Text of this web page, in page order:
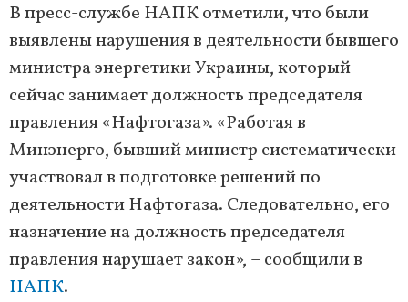
В пресс-службе НАПК отметили, что были
выявлены нарушения в деятельности бывшего
министра энергетики Украины, который
сейчас занимает должность председателя
правления «Нафтогаза». «Работая в
Минэнерго, бывший министр систематически
участвовал в подготовке решений по
деятельности Нафтогаза. Следовательно, его
назначение на должность председателя
правления нарушает закон», – сообщили в
НАПК.